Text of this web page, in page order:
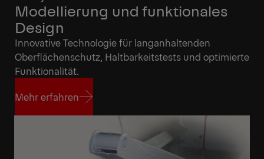
Modellierung und funktionales
Design
Innovative Technologie für langanhaltenden
Oberflächenschutz, Haltbarkeitstests und optimierte
Funktionalität.
Mehr erfahren